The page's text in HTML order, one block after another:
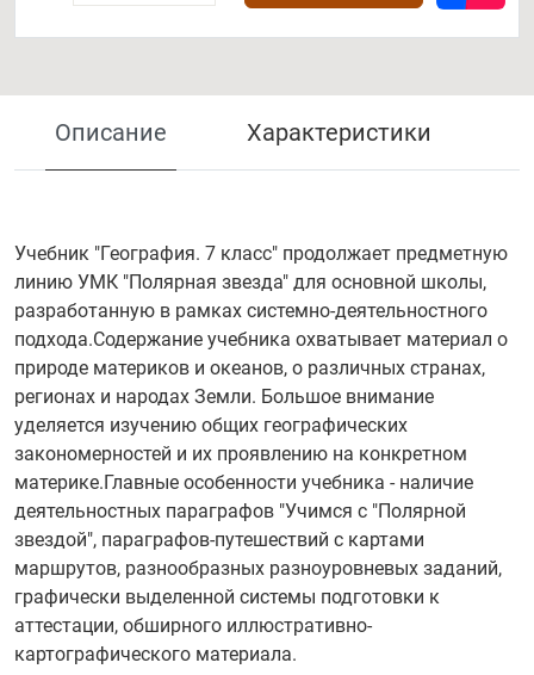
Описание Характеристики
Учебник "География. 7 класс" продолжает предметную
линию УМК "Полярная звезда" для основной школы,
разработанную в рамках системно-деятельностного
подхода.Содержание учебника охватывает материал о
природе материков и океанов, о различных странах,
регионах и народах Земли. Большое внимание
уделяется изучению общих географических
закономерностей и их проявлению на конкретном
материке.Главные особенности учебника - наличие
деятельностных параграфов "Учимся с "Полярной
звездой", параграфов-путешествий с картами
маршрутов, разнообразных разноуровневых заданий,
графически выделенной системы подготовки к
аттестации, обширного иллюстративно-
картографического материала.